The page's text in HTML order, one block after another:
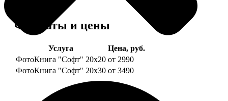
Форматы и цены
Услуга
Цена, руб.
ФотоКнига "Софт" 20х20 от 2990
ФотоКнига "Софт" 20х30 от 3490